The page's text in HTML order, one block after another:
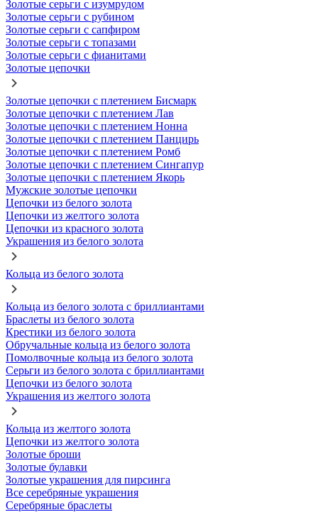
Золотые серьги с изумрудом
Золотые серьги с рубином
Золотые серьги с сапфиром
Золотые серьги с топазами
Золотые серьги с фианитами
Золотые цепочки
Золотые цепочки с плетением Бисмарк
Золотые цепочки с плетением Лав
Золотые цепочки с плетением Нонна
Золотые цепочки с плетением Панцирь
Золотые цепочки с плетением Ромб
Золотые цепочки с плетением Сингапур
Золотые цепочки с плетением Якорь
Мужские золотые цепочки
Цепочки из белого золота
Цепочки из желтого золота
Цепочки из красного золота
Украшения из белого золота
Кольца из белого золота
Кольца из белого золота с бриллиантами
Браслеты из белого золота
Крестики из белого золота
Обручальные кольца из белого золота
Помолвочные кольца из белого золота
Серьги из белого золота с бриллиантами
Цепочки из белого золота
Украшения из желтого золота
Кольца из желтого золота
Цепочки из желтого золота
Золотые броши
Золотые булавки
Золотые украшения для пирсинга
Все серебряные украшения
Серебряные браслеты